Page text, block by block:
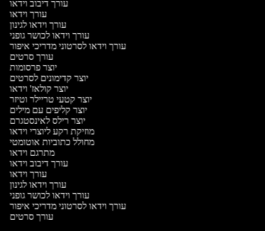
עורך דיבוב וידאו
עורך וידאו
עורך וידאו לגינון
עורך וידאו לכושר גופני
עורך וידאו לסרטוני מדריכי איפור
עורך סרטים
יוצר פרסומות
יוצר קדימונים לסרטים
יוצר קולאז' וידאו
יוצר קטעי טריילר וטיזר
יוצר קליפים עם מילים
יוצר רילס לאינסטגרם
מוזיקת רקע ליוצרי וידאו
מחולל כתוביות אוטומטי
מתרגם וידאו
עורך דיבוב וידאו
עורך וידאו
עורך וידאו לגינון
עורך וידאו לכושר גופני
עורך וידאו לסרטוני מדריכי איפור
עורך סרטים